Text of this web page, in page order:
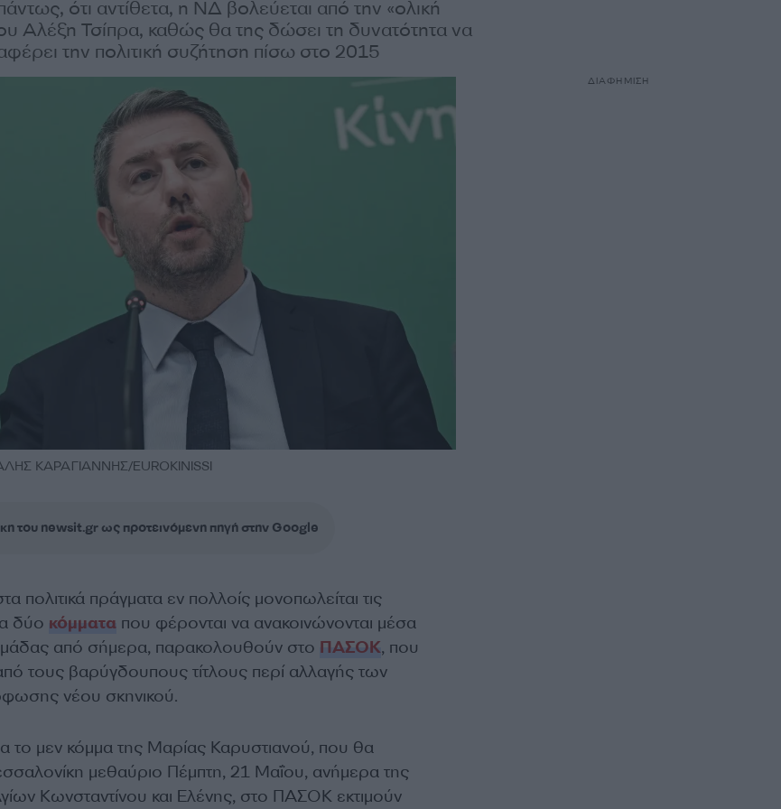
ότι αντίθετα, η ΝΔ βολεύεται από την «ολική
Αλέξη Τσίπρα, καθώς θα της δώσει τη δυνατότητα να
την πολιτική συζήτηση πίσω στο 2015
ΚΑΡΑΓΙΑΝΝΗΣ/EUROKINISSI
του newsit.gr ως προτεινόμενη πηγή στην Google
πολιτικά πράγματα εν πολλοίς μονοπωλείται τις
δύο κόμματαπου φέρονται να ανακοινώνονται μέσα
από σήμερα, παρακολουθούν στο ΠΑΣΟΚ, που
τους βαρύγδουπους τίτλους περί αλλαγής των
νέου σκηνικού.
το μεν κόμμα της Μαρίας Καρυστιανού, που θα
μεθαύριο Πέμπτη, 21 Μαΐου, ανήμερα της
Κωνσταντίνου και Ελένης, στο ΠΑΣΟΚ εκτιμούν
ΔΙΑΦΗΜΙΣΗ